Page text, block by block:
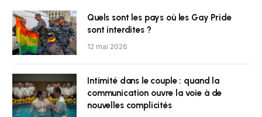
Quels sont les pays où les Gay Pride
sont interdites ?
12 mai 2026
Intimité dans le couple : quand la
communication ouvre la voie à de
nouvelles complicités